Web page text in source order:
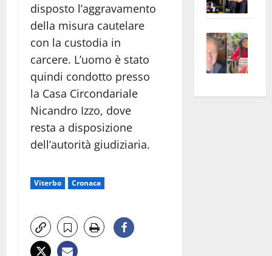
disposto l’aggravamento
della misura cautelare
con la custodia in
carcere. L’uomo è stato
quindi condotto presso
la Casa Circondariale
Nicandro Izzo, dove
resta a disposizione
dell’autorità giudiziaria.
Viterbo Cronaca
euro
apre